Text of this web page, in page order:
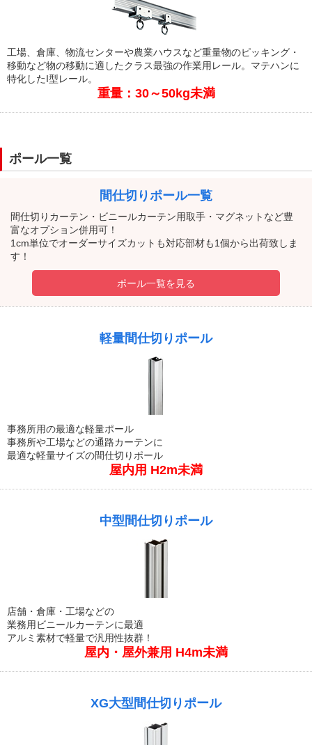
工場、倉庫、物流センターや農業ハウスなど重量物のピッキング・
移動など物の移動に適したクラス最強の作業用レール。マテハンに
特化したI型レール。
重量：30～50kg未満
ポール一覧
間仕切りポール一覧
間仕切りカーテン・ビニールカーテン用取手・マグネットなど豊
富なオプション併用可！
1cm単位でオーダーサイズカットも対応部材も1個から出荷致しま
す！
ポール一覧を見る
軽量間仕切りポール
事務所用の最適な軽量ポール
事務所や工場などの通路カーテンに
最適な軽量サイズの間仕切りポール
屋内用 H2m未満
中型間仕切りポール
店舗・倉庫・工場などの
業務用ビニールカーテンに最適
アルミ素材で軽量で汎用性抜群！
屋内・屋外兼用 H4m未満
XG大型間仕切りポール